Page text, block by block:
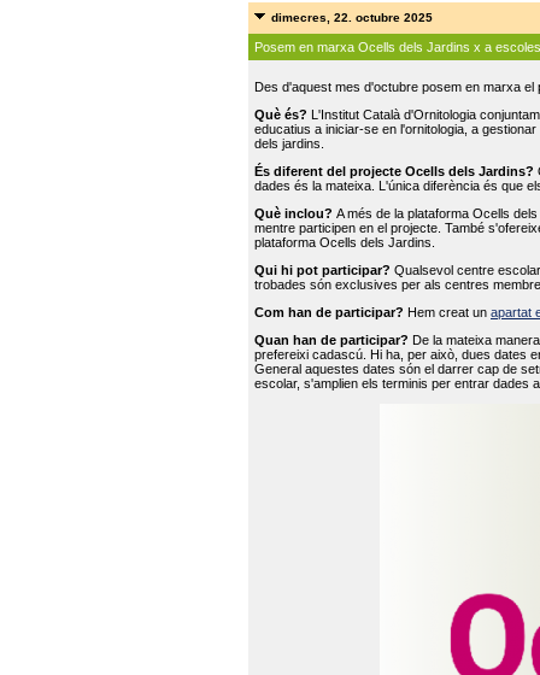
dimecres, 22. octubre 2025
Posem en marxa Ocells dels Jardins x a escoles
Des d'aquest mes d'octubre posem en marxa
Què és? L'Institut Català d'Ornitologia
educatius a iniciar-se en l'ornitologia, a
dels jardins.
És diferent del projecte Ocells dels Jardins?
dades és la mateixa. L'única diferència és que
Què inclou? A més de la plataforma Ocells
mentre participen en el projecte. També
plataforma Ocells dels Jardins.
Qui hi pot participar? Qualsevol centre
trobades són exclusives per als centres
Com han de participar? Hem creat un apartat
Quan han de participar? De la mateixa
prefereixi cadascú. Hi ha, per això, dues dates
General aquestes dates són el darrer cap de
escolar, s'amplien els terminis per entrar dades